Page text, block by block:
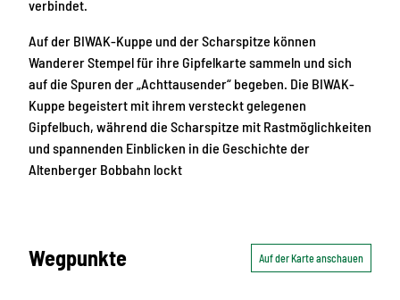
verbindet.
Auf der BIWAK-Kuppe und der Scharspitze können
Wanderer Stempel für ihre Gipfelkarte sammeln und sich
auf die Spuren der „Achttausender“ begeben. Die BIWAK-
Kuppe begeistert mit ihrem versteckt gelegenen
Gipfelbuch, während die Scharspitze mit Rastmöglichkeiten
und spannenden Einblicken in die Geschichte der
Altenberger Bobbahn lockt
Wegpunkte Auf der Karte anschauen